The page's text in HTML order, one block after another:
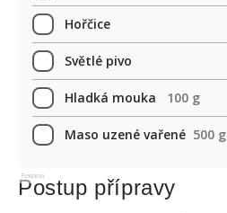
Hořčice
Světlé pivo
Hladká mouka 100 g
Maso uzené vařené 500 g
Reklama
Postup přípravy